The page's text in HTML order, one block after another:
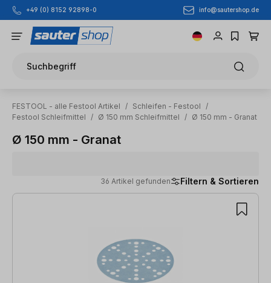
Zum Hauptinhalt springen
+49 (0) 8152 92898-0 info@sautershop.de
Suchbegriff
FESTOOL - alle Festool Artikel / Schleifen - Festool
/
Festool Schleifmittel
/ Ø 150 mm Schleifmittel / Ø 150 mm - Granat
Ø 150 mm - Granat
36 Artikel gefunden Filtern & Sortieren
36 Artikel gefunden